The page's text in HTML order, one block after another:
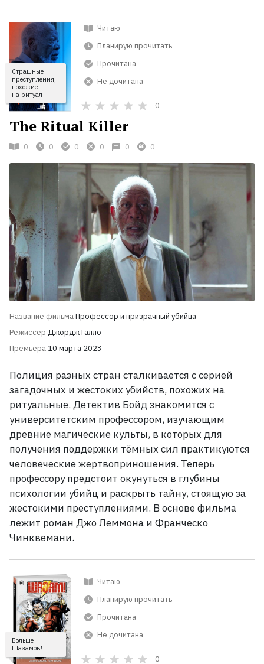
Страшные
преступления,
похожие
на ритуал
Читаю
Планирую прочитать
Прочитана
Не дочитана
0
The Ritual Killer
0 0 0 0 0 0
Название фильмаПрофессор и призрачный убийца
Режиссер Джордж Галло
Премьера 10 марта 2023
Полиция разных стран сталкивается с серией
загадочных и жестоких убийств, похожих на
ритуальные. Детектив Бойд знакомится с
университетским профессором, изучающим
древние магические культы, в которых для
получения поддержки тёмных сил практикуются
человеческие жертвоприношения. Теперь
профессору предстоит окунуться в глубины
психологии убийц и раскрыть тайну, стоящую за
жестокими преступлениями. Воснове фильма
лежит роман Джо Леммона и Франческо
Чинквемани.
Больше
Шазамов!
Читаю
Планирую прочитать
Прочитана
Не дочитана
0